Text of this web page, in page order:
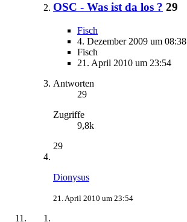
OSC - Was ist da los ? 29
Fisch
4. Dezember 2009 um 08:38
Fisch
21. April 2010 um 23:54
Antworten
29
Zugriffe
9,8k
29
Dionysus
21. April 2010 um 23:54